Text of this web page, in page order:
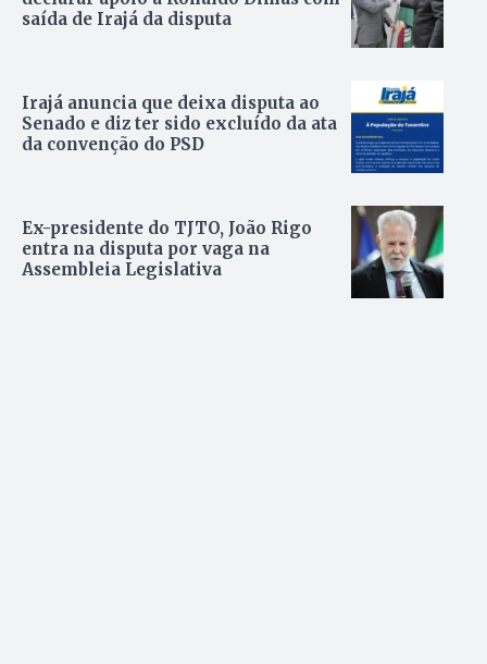
saída de Irajá da disputa
Irajá anuncia que deixa disputa ao
Senado e diz ter sido excluído da ata
da convenção do PSD
Ex-presidente do TJTO, João Rigo
entra na disputa por vaga na
Assembleia Legislativa